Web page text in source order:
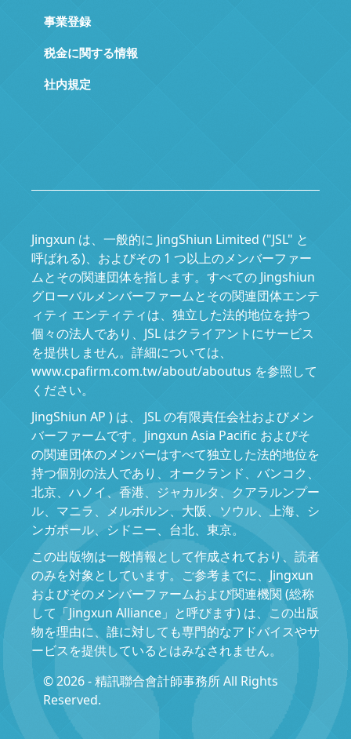
事業登録
税金に関する情報
社内規定
Jingxun は、一般的に JingShiun Limited ("JSL" と
呼ばれる)、およびその 1 つ以上のメンバーファー
ムとその関連団体を指します。すべての Jingshiun
グローバルメンバーファームとその関連団体エンテ
ィティ エンティティは、独立した法的地位を持つ
個々の法人であり、JSL はクライアントにサービス
を提供しません。詳細については、
www.cpafirm.com.tw/about/aboutus を参照して
ください。
JingShiun AP ) は、 JSL の有限責任会社およびメン
バーファームです。Jingxun Asia Pacific およびそ
の関連団体のメンバーはすべて独立した法的地位を
持つ個別の法人であり、オークランド、バンコク、
北京、ハノイ、香港、ジャカルタ、クアラルンプー
ル、マニラ、メルボルン、大阪、ソウル、上海、シ
ンガポール、シドニー、台北、東京。
この出版物は一般情報として作成されており、読者
のみを対象としています。ご参考までに、Jingxun
およびそのメンバーファームおよび関連機関 (総称
して「Jingxun Alliance」と呼びます) は、この出版
物を理由に、誰に対しても専門的なアドバイスやサ
ービスを提供しているとはみなされません。
© 2026 - 精訊聯合會計師事務所 All Rights
Reserved.